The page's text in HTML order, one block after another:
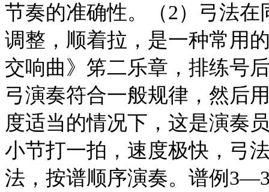
节奏的准确性。（2）弓法
调整，顺着拉，是一种常用
交响曲》笫二乐章，排练号
弓演奏符合一般规律，然后
度适当的情况下，这是演奏
小节打一拍，速度极快，弓
法，按谱顺序演奏。谱例